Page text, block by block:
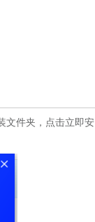
文件夹，点击立即安